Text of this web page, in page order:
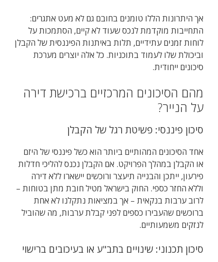
אך היתרונות הללו טומנים בחובם גם לא מעט אתגרים:
התחייבות מוקדמת לנכס שעוד לא קיים, הסתמכות על
לוחות זמנים עתידיים, תלות באיתנות הפיננסית של הקבלן
וביכולת שלו לעמוד בתוכניות. כל אלה יוצרים מערכת
סיכונים ייחודית.
מהם הסיכונים המרכזיים ברכישת דירה
על הנייר?
סיכון פיננסי: פשיטת רגל של הקבלן
אחד הסיכונים המהותיים ביותר הוא כשל פיננסי של היזם
או הקבלן במהלך הפרויקט. אם הקבלן נכנס להליכי חדלות
פירעון, ייתכן והבנייה תיעצר ורוכשים יישארו ללא דירה
וללא החזר כספי. החוק בישראל מטיל חובת מתן בטוחות –
לרוב ערבות בנקאית – אך במציאות נתקלנו לא אחת
ברוכשים שהעבירו כספים לפני קבלת ערבות, מה שהוביל
לנזקים משמעותיים.
סיכון תכנוני: שינויים בתב"ע או בעיכובים ברישוי